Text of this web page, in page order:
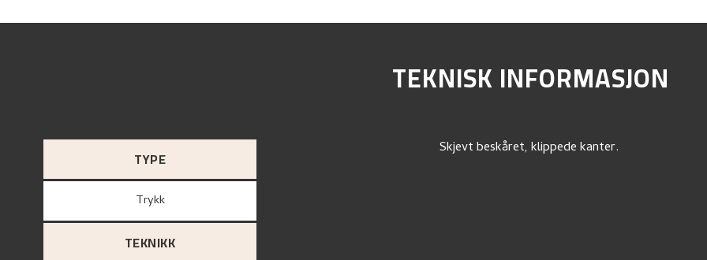
TEKNISK INFORMASJON
TYPE
Trykk
TEKNIKK
Skjevt beskåret, klippede kanter.